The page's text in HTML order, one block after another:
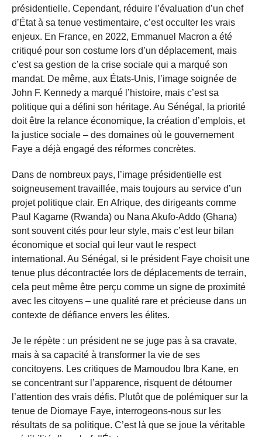
présidentielle. Cependant, réduire l’évaluation d’un chef
d’État à sa tenue vestimentaire, c’est occulter les vrais
enjeux. En France, en 2022, Emmanuel Macron a été
critiqué pour son costume lors d’un déplacement, mais
c’est sa gestion de la crise sociale qui a marqué son
mandat. De même, aux États-Unis, l’image soignée de
John F. Kennedy a marqué l’histoire, mais c’est sa
politique qui a défini son héritage. Au Sénégal, la priorité
doit être la relance économique, la création d’emplois, et
la justice sociale – des domaines où le gouvernement
Faye a déjà engagé des réformes concrètes.
Dans de nombreux pays, l’image présidentielle est
soigneusement travaillée, mais toujours au service d’un
projet politique clair. En Afrique, des dirigeants comme
Paul Kagame (Rwanda) ou Nana Akufo-Addo (Ghana)
sont souvent cités pour leur style, mais c’est leur bilan
économique et social qui leur vaut le respect
international. Au Sénégal, si le président Faye choisit une
tenue plus décontractée lors de déplacements de terrain,
cela peut même être perçu comme un signe de proximité
avec les citoyens – une qualité rare et précieuse dans un
contexte de défiance envers les élites.
Je le répète : un président ne se juge pas à sa cravate,
mais à sa capacité à transformer la vie de ses
concitoyens. Les critiques de Mamoudou Ibra Kane, en
se concentrant sur l’apparence, risquent de détourner
l’attention des vrais défis. Plutôt que de polémiquer sur la
tenue de Diomaye Faye, interrogeons-nous sur les
résultats de sa politique. C’est là que se joue la véritable